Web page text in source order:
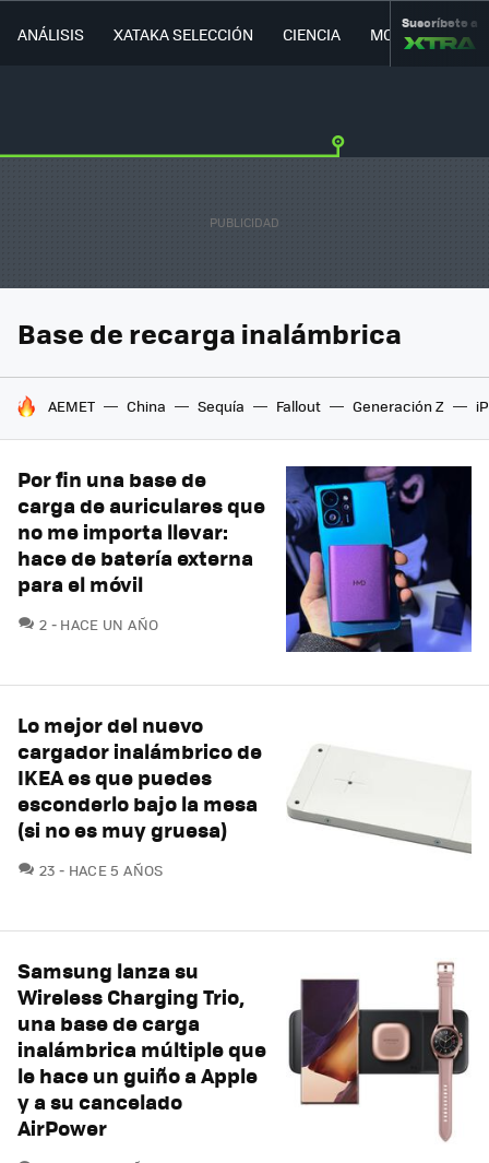
ANÁLISIS XATAKA SELECCIÓN CIENCIA MOVILIDAD
Suscríbete a
Base de recarga inalámbrica
HOY SE HABLA DE
AEMET China Sequía Fallout Generación Z
Por fin una base de
carga de auriculares que
no me importa llevar:
hace de batería externa
para el móvil
2 COMENTARIOS
HACE UN AÑO
Lo mejor del nuevo
cargador inalámbrico de
IKEA es que puedes
esconderlo bajo la mesa
(si no es muy gruesa)
23 COMENTARIOS
HACE 5 AÑOS
Samsung lanza su
Wireless Charging Trio,
una base de carga
inalámbrica múltiple que
le hace un guiño a Apple
y a su cancelado
AirPower